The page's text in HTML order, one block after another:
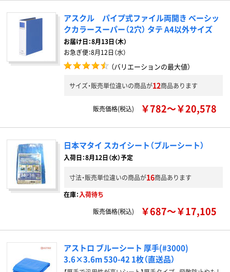
アスクル パイプ式ファイル両開き ベーシッ
クカラースーパー（2穴） タテ A4以外サイズ
お届け日：8月13日（木）
お急ぎ便：8月12日（水）
（バリエーションの最大値）
サイズ・販売単位違いの商品が12商品あります
販売価格(税込) ￥782～￥20,578
日本マタイ スカイシート（ブルーシート）
入荷日：8月12日（水）予定
寸法・販売単位違いの商品が16商品あります
在庫：入荷待ち
販売価格(税込)
￥687～￥17,105
アストロ ブルーシート 厚手(#3000)
3.6×3.6m 530-42 1枚（直送品）